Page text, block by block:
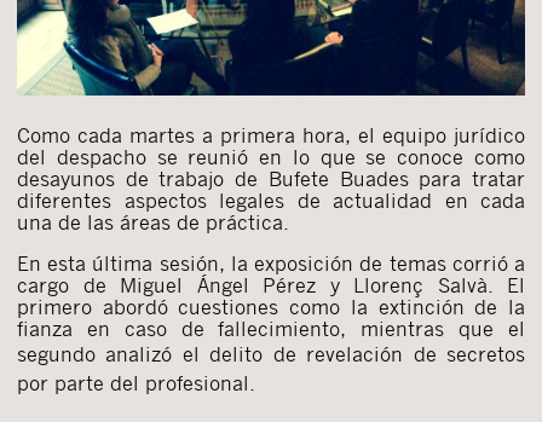
Como cada martes a primera hora, el equipo jurídico
del despacho se reunió en lo que se conoce como
desayunos de trabajo de Bufete Buades para tratar
diferentes aspectos legales de actualidad en cada
una de las áreas de práctica.
En esta última sesión, la exposición de temas corrió a
cargo de Miguel Ángel Pérez y Llorenç Salvà. El
primero abordó cuestiones como la extinción de la
fianza en caso de fallecimiento, mientras que el
segundo analizó eldelito de revelación de secretos
por parte del profesional.